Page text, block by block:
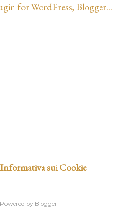
Informativa sui Cookie
Powered by Blogger